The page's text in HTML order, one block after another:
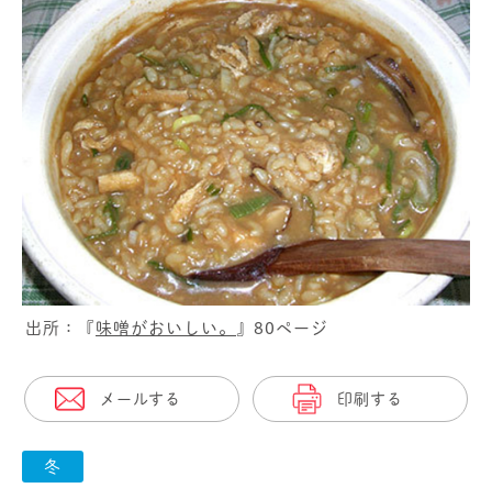
出所：『 味噌がおいしい。 』80ページ
メールする 印刷する
冬